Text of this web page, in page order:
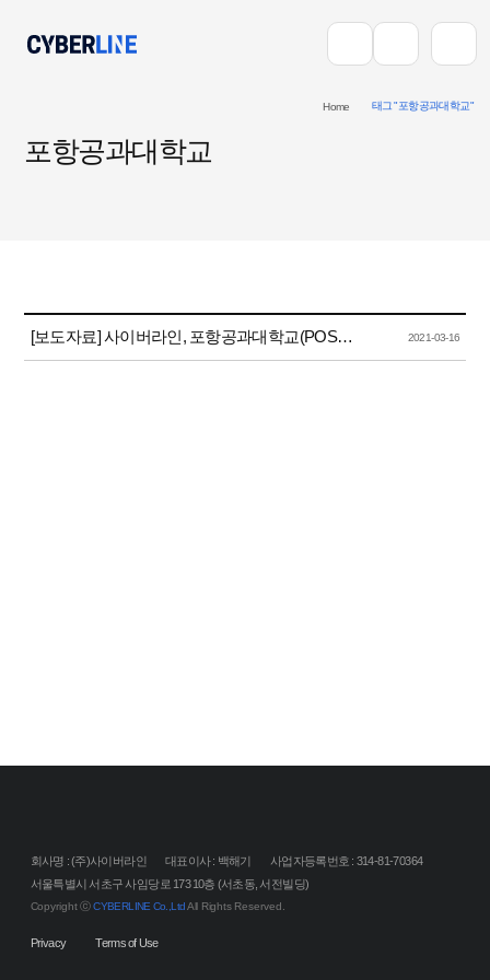
포항공과대학교
Home 태그 "포항공과대학교"
[보도자료] 사이버라인, 포항공과대학교(POSTECH) 전자연구노트 구축 사업 수주 2021-03-16
회사명 : (주)사이버라인 대표이사 : 백해기
사업자등록번호 : 314-81-70364
서울특별시 서초구 사임당로 173 10층 (서초동, 서전빌딩)
Copyright ⓒCYBERLINE Co.,LtdAll Rights Reserved.
Privacy Terms of Use